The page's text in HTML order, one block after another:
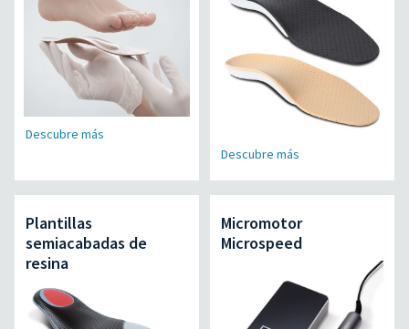
Descubre más
Descubre más
Plantillas
semiacabadas de
resina
Micromotor
Microspeed